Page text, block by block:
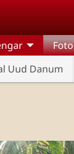
Foto
Uud Danum